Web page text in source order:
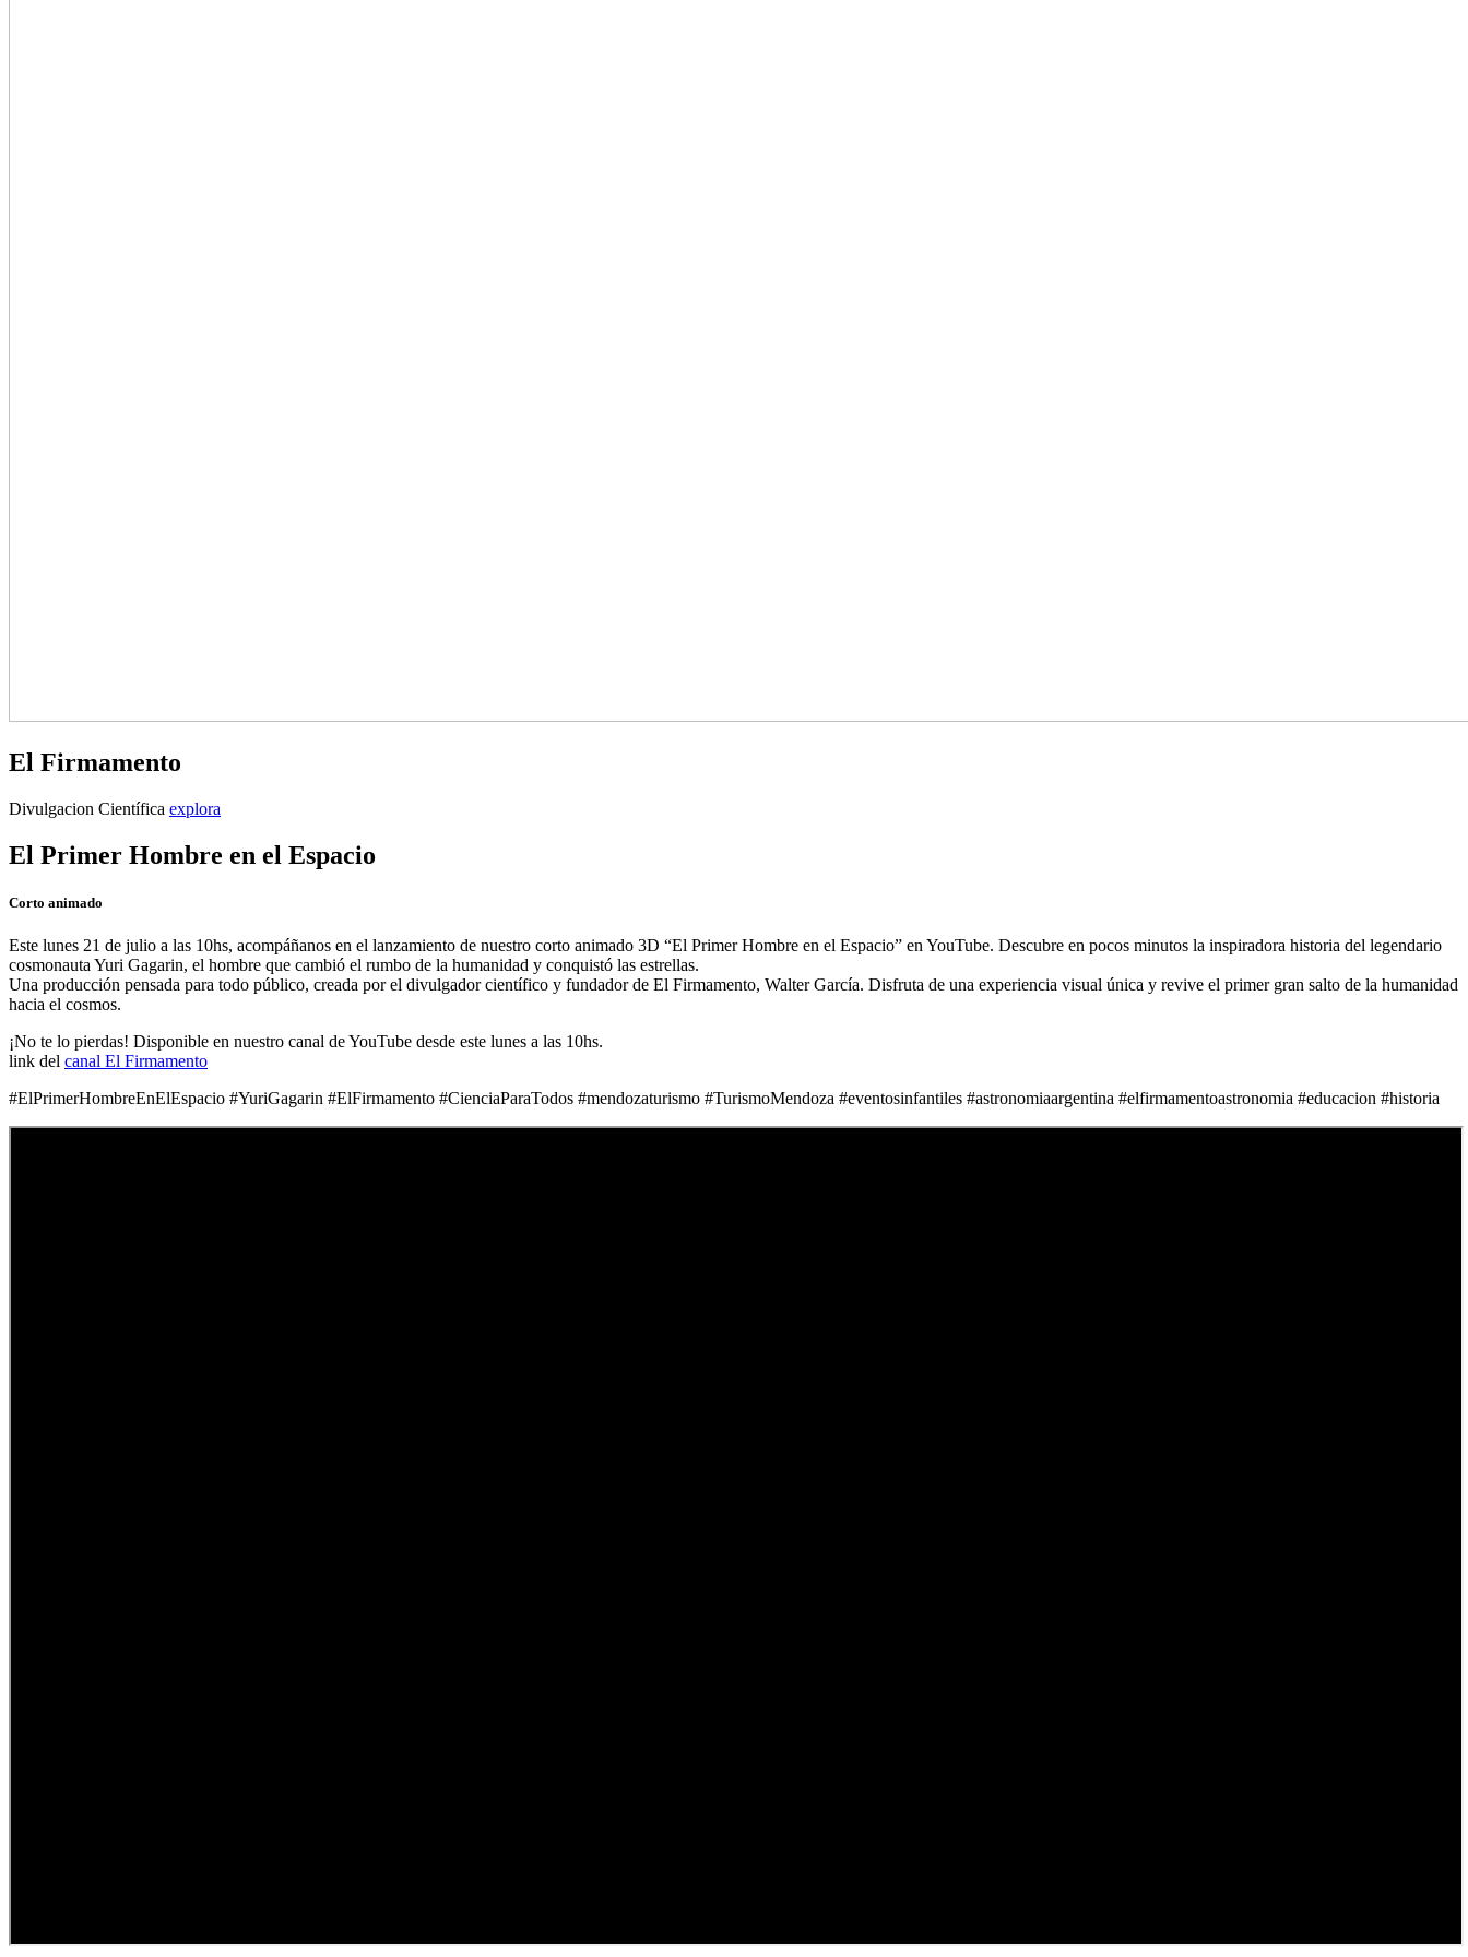
El Firmamento
Divulgacion Científica explora
El Primer Hombre en el Espacio
Publicado
21
20257
agosto,
2025
por
admin
Corto animado
Este lunes 21 de julio a las 10hs, acompáñanos en el lanzamiento de nuestro corto animado 3D “El Primer Hombre en el Espacio” en YouTube. Descubre en pocos minutos la inspiradora historia del legendario
cosmonauta Yuri Gagarin, el hombre que cambió el rumbo de la humanidad y conquistó las estrellas.
Una producción pensada para todo público, creada por el divulgador científico y fundador de El Firmamento, Walter García. Disfruta de una experiencia visual única y revive el primer gran salto de la humanidad
hacia el cosmos.
¡No te lo pierdas! Disponible en nuestro canal de YouTube desde este lunes a las 10hs.
link del canal El Firmamento
#ElPrimerHombreEnElEspacio #YuriGagarin #ElFirmamento #CienciaParaTodos #mendozaturismo #TurismoMendoza #eventosinfantiles #astronomiaargentina #elfirmamentoastronomia #educacion #historia